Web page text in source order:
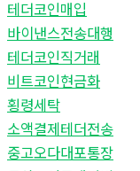
테더코인매입
바이낸스전송대행
테더코인직거래
비트코인현금화
횡령세탁
소액결제테더전송
중고오다대포통장